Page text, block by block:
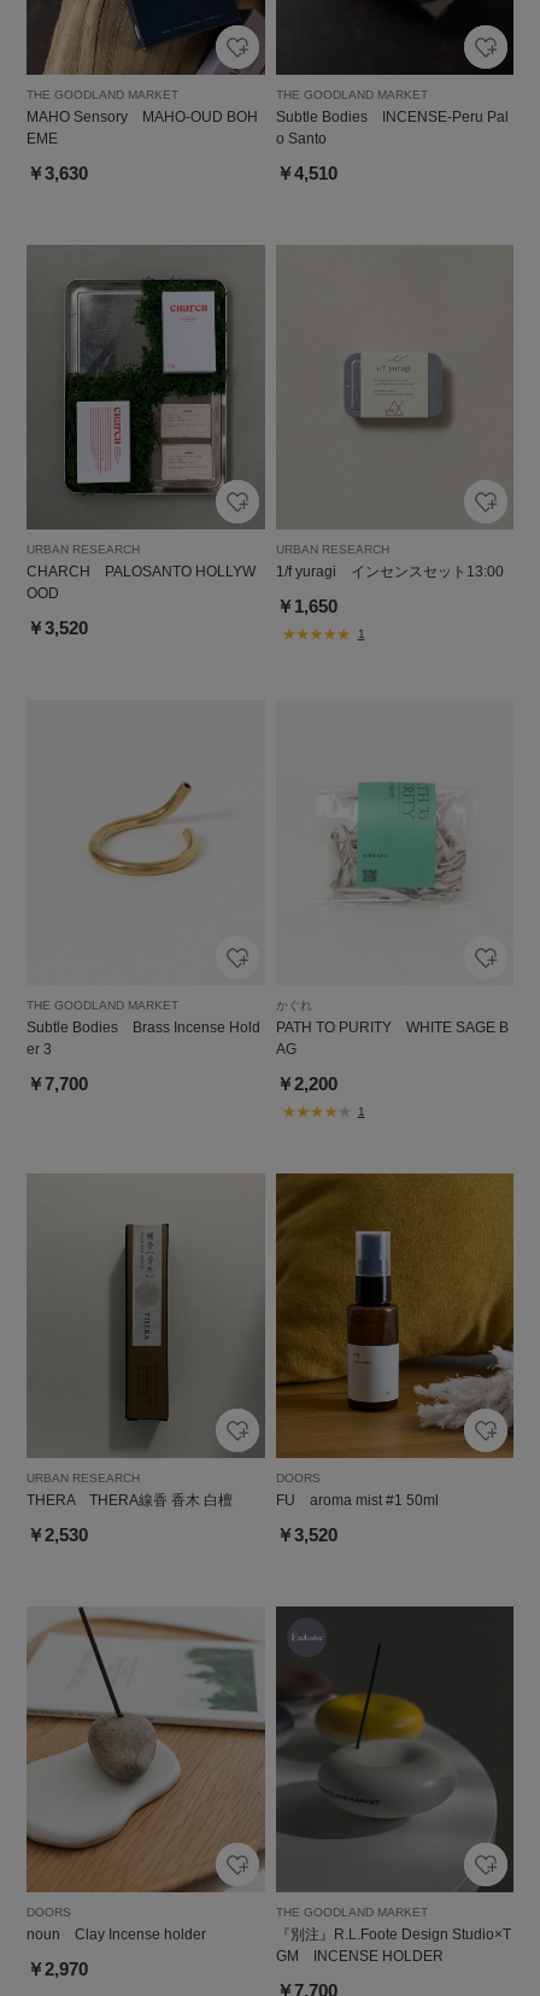
THE GOODLAND MARKET
MAHO Sensory MAHO-OUD BOH
EME
￥3,630
THE GOODLAND MARKET
Subtle Bodies INCENSE-Peru Pal
o Santo
￥4,510
URBAN RESEARCH
CHARCH PALOSANTO HOLLYW
OOD
￥3,520
URBAN RESEARCH
1/f yuragi インセンスセット13:00
￥1,650
1
THE GOODLAND MARKET
Subtle Bodies Brass Incense Hold
er 3
￥7,700
かぐれ
PATH TO PURITY WHITE SAGE B
AG
￥2,200
1
URBAN RESEARCH
THERA THERA線香 香木 白檀
￥2,530
DOORS
FU aroma mist #1 50ml
￥3,520
DOORS
noun Clay Incense holder
￥2,970
THE GOODLAND MARKET
『別注』R.L.Foote Design Studio×T
GM INCENSE HOLDER
￥7,700